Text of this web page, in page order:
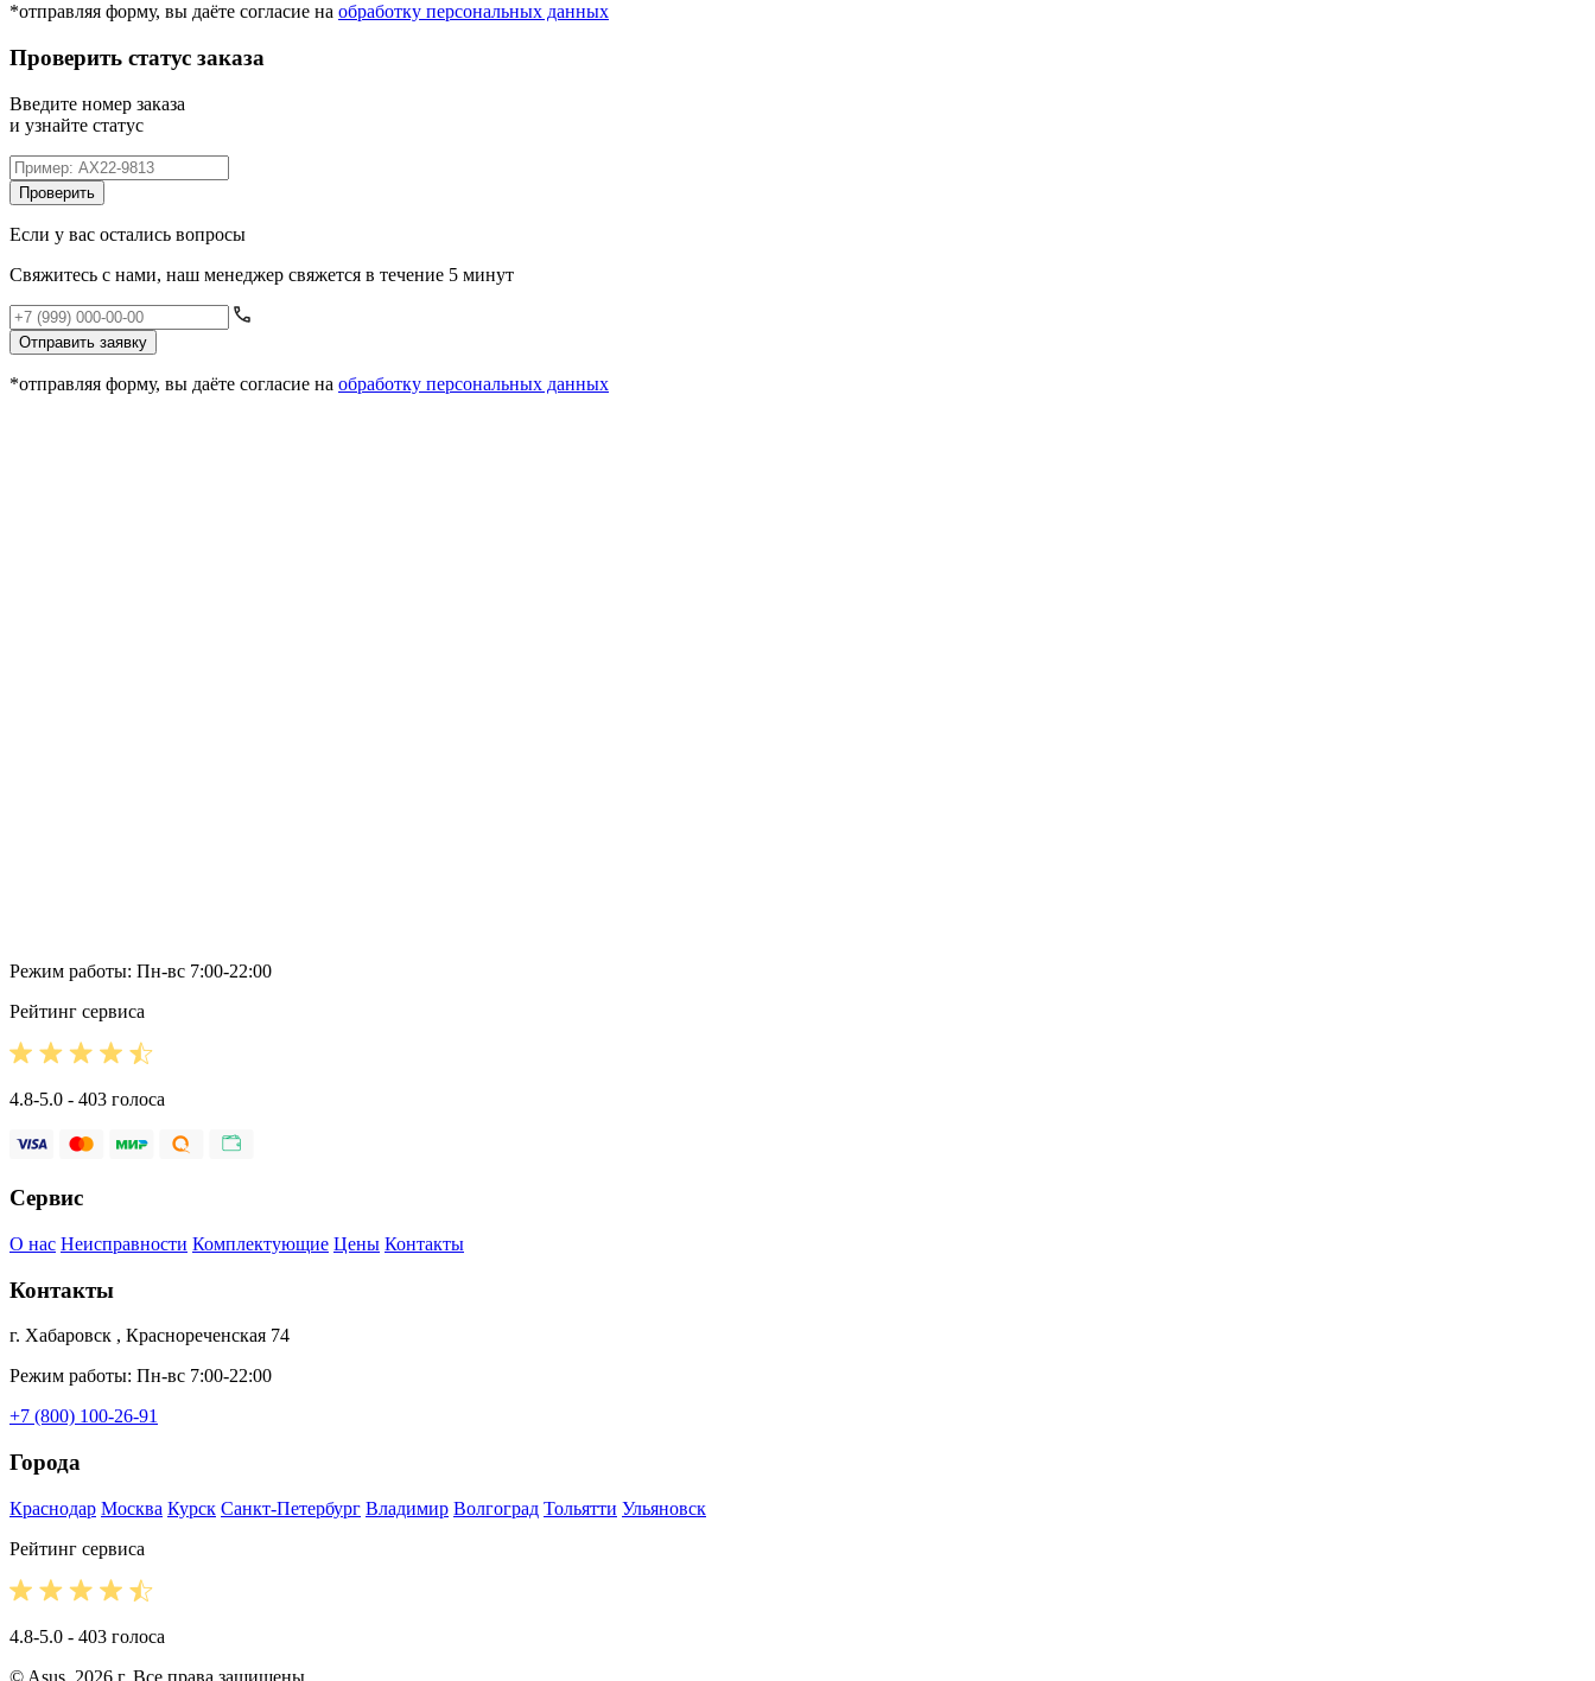
*отправляя форму, вы даёте согласие на обработку персональных данных
Проверить статус заказа
Введите номер заказа
и узнайте статус
Проверить
Если у вас остались вопросы
Свяжитесь с нами, наш менеджер свяжется в течение 5 минут
Отправить заявку
*отправляя форму, вы даёте согласие на обработку персональных данных
Режим работы: Пн-вс 7:00-22:00
Рейтинг сервиса
4.8-5.0 - 403 голоса
Сервис
О нас Неисправности Комплектующие Цены Контакты
Контакты
г. Хабаровск , Краснореченская 74
Режим работы: Пн-вс 7:00-22:00
+7 (800) 100-26-91
Города
Краснодар Москва Курск Санкт-Петербург Владимир Волгоград Тольятти Ульяновск
Рейтинг сервиса
4.8-5.0 - 403 голоса
© Asus, 2026 г. Все права защищены.